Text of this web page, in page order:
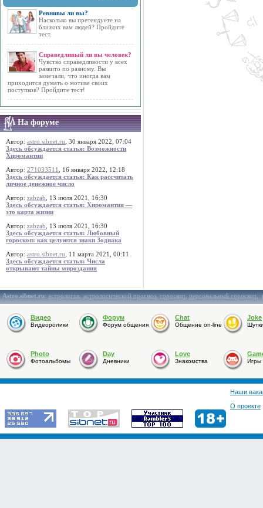
Ревнивы ли вы?
Насколько вы претендуете на
близких вам людей? Пройдите
тест.
Справедливый ли вы человек?
Чувство справедливости у всех
развито по разному. Вы
замечали, что иногда вам
приходится думать о мотиве своих
поступков? Пройдите тест!
На форуме
Автор: astro.sibnet.ru , 30 января 2022, 07:04
Здесь обсуждается статья: Возможности
Хиромантии
Автор: 271033511
, 16 января 2022, 12:18
Здесь обсуждается статья: Как рассчитать
личное денежное число
Автор: zabzab , 13 июля 2021, 16:30
Здесь обсуждается статья: Хиромантия —
это карта жизни
Автор: zabzab , 13 июля 2021, 16:30
Здесь обсуждается статья: Любовный
гороскоп: как целуются знаки Зодиака
Автор: astro.sibnet.ru , 11 марта 2021, 00:11
Здесь обсуждается статья: Числа
открывают тайны мироздания
Astro.sibnet.ru:астрология,астрологический прогноз,гороскоп,персональный гороскоп,
Видео
Видеоролики
Форум
Форум общения
Chat
Общение on-line
Joke
Photo
Фотоальбомы
Day
Дневники
Love
Знакомства Игры
Наши
О проекте